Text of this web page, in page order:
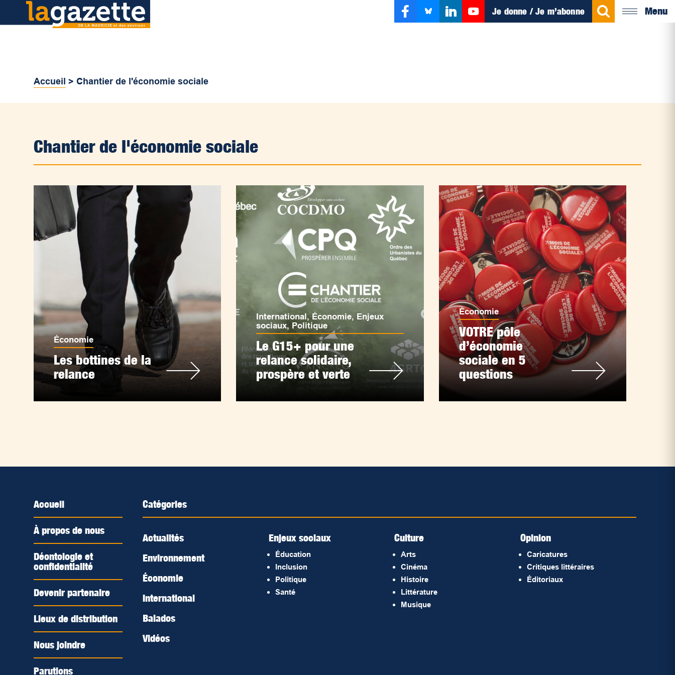
Je donne / Je m’abonne Menu
Accueil >Chantier de l'économie sociale
Chantier de l'économie sociale
Économie
Les bottines de la
relance
International,Économie, Enjeux
sociaux, Politique
Le G15+ pour une
relance solidaire,
prospère et verte
Économie
VOTRE pôle
d’économie
sociale en 5
questions
Accueil
À propos de nous
Déontologie et
confidentialité
Devenir partenaire
Lieux de distribution
Nous joindre
Parutions
Catégories
Actualités
Environnement
Économie
International
Balados
Vidéos
Enjeux sociaux
Éducation
Inclusion
Politique
Santé
Culture
Arts
Cinéma
Histoire
Littérature
Musique
Opinion
Caricatures
Critiques littéraires
Éditoriaux